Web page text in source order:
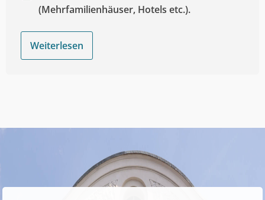
(Mehrfamilienhäuser, Hotels etc.).
Weiterlesen